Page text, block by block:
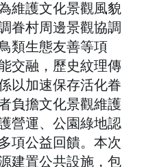
維護文化景觀風貌
眷村周邊景觀協調
類生態友善等項
交融，歷史紋理傳
以加速保存活化眷
負擔文化景觀維護
營運、公園綠地認
項公益回饋。本次
建置公共設施，包